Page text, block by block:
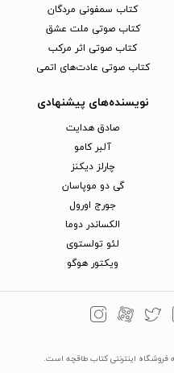
کتاب سمفونی مردگان
کتاب صوتی ملت عشق
کتاب صوتی اثر مرکب
کتاب صوتی عادت‌های اتمی
نویسنده‌های پیشنهادی
صادق هدایت
آلبر کامو
چارلز دیکنز
گی دو موپاسان
جورج اورول
الکساندر دوما
لئو تولستوی
ویکتور هوگو
اینترنتی کتاب طاقچه است.